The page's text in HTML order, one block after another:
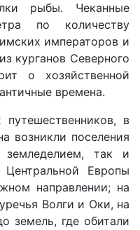
рыбы. Чеканные
по количеству
императоров и
курганов Северного
о хозяйственной
времена.
путешественников, в
возникли поселения
земледелием, так и
Европы
направлении; на
Волги и Оки, на
земель, где обитали